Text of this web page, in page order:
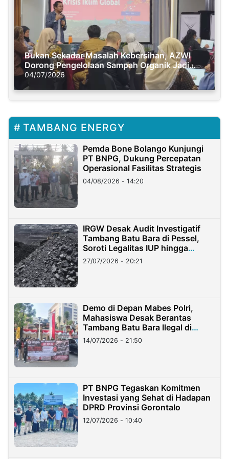
Bukan Sekadar Masalah Kebersihan, AZWI
Dorong Pengelolaan Sampah Organik Jadi
Solusi Krisis Iklim
04/07/2026
TAMBANG ENERGY
Pemda Bone Bolango Kunjungi
PT BNPG, Dukung Percepatan
Operasional Fasilitas Strategis
04/08/2026 - 14:20
IRGW Desak Audit Investigatif
Tambang Batu Bara di Pessel,
Soroti Legalitas IUP hingga
Stockpile
27/07/2026 - 20:21
Demo di Depan Mabes Polri,
Mahasiswa Desak Berantas
Tambang Batu Bara Ilegal di
Lampung
14/07/2026 - 21:50
PT BNPG Tegaskan Komitmen
Investasi yang Sehat di Hadapan
DPRD Provinsi Gorontalo
12/07/2026 - 10:40